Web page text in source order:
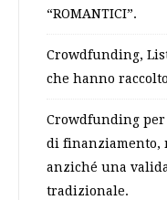
“ROMANTICI”.
Crowdfunding,
che hanno
Crowdfunding
di finanziamento,
anziché una
tradizionale.